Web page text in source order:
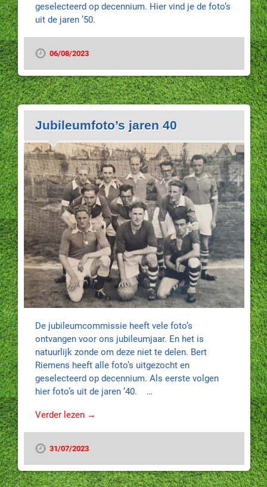
geselecteerd op decennium. Hier vind je de foto’s
uit de jaren ’50.
06/08/2023
Jubileumfoto’s jaren 40
De jubileumcommissie heeft vele foto’s
ontvangen voor ons jubileumjaar. En het is
natuurlijk zonde om deze niet te delen. Bert
Riemens heeft alle foto’s uitgezocht en
geselecteerd op decennium. Als eerste volgen
hier foto’s uit de jaren ’40. …
Verder lezen →
31/07/2023